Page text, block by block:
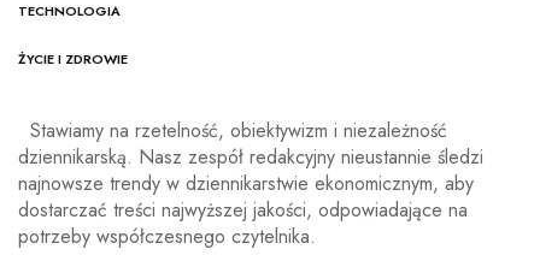
TECHNOLOGIA
ŻYCIE I ZDROWIE
Stawiamy na rzetelność, obiektywizm i niezależność
dziennikarską. Nasz zespół redakcyjny nieustannie śledzi
najnowsze trendy w dziennikarstwie ekonomicznym, aby
dostarczać treści najwyższej jakości, odpowiadające na
potrzeby współczesnego czytelnika.